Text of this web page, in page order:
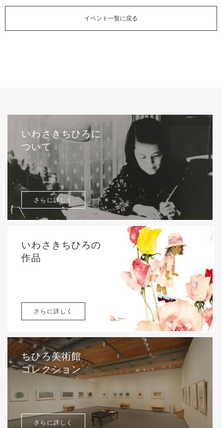
イベント一覧に戻る
いわさきちひろに
ついて
さらに詳しく
いわさきちひろの
作品
さらに詳しく
ちひろ美術館
コレクション
さらに詳しく